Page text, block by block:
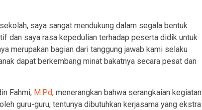
saya sangat mendukung dalam segala bentuk
dan saya rasa kepedulian terhadap peserta didik untuk
merupakan bagian dari tanggung jawab kami selaku
dapat berkembang minat bakatnya secara pesat dan
Fahmi, M.Pd, menerangkan bahwa serangkaian kegiatan
guru-guru, tentunya dibutuhkan kerjasama yang ekstra